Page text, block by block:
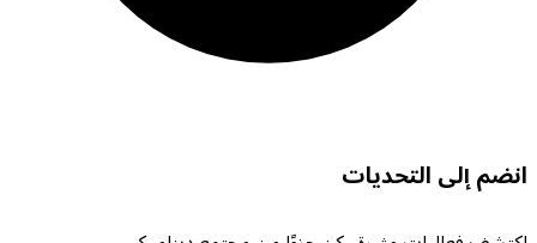
انضم إلى التحديات